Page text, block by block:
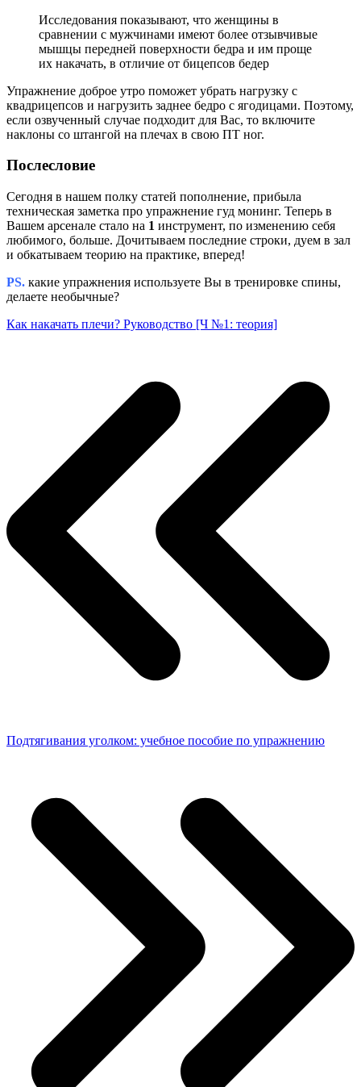
Исследования показывают, что женщины в
сравнении с мужчинами имеют более отзывчивые
мышцы передней поверхности бедра и им проще
их накачать, в отличие от бицепсов бедер
Упражнение доброе утро поможет убрать нагрузку с
квадрицепсов и нагрузить заднее бедро с ягодицами. Поэтому,
если озвученный случае подходит для Вас, то включите
наклоны со штангой на плечах в свою ПТ ног.
Послесловие
Сегодня в нашем полку статей пополнение, прибыла
техническая заметка про упражнение гуд монинг. Теперь в
Вашем арсенале стало на 1 инструмент, по изменению себя
любимого, больше. Дочитываем последние строки, дуем в зал
и обкатываем теорию на практике, вперед!
PS. какие упражнения используете Вы в тренировке спины,
делаете необычные?
Как накачать плечи? Руководство [Ч №1: теория]
Подтягивания уголком: учебное пособие по упражнению